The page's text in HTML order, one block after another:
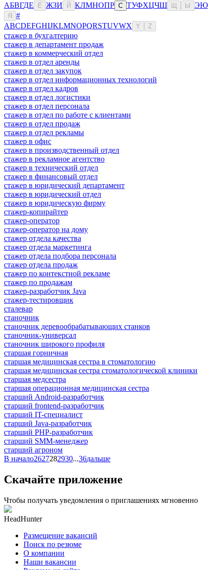
АБВГДЕ Ё ЖЗИ Й КЛМНОПР С ТУФХЦЧШ Ы ЭЮ
Я
#
ABCDEFGHIJKLMNOPQRSTUVWX Y Z
стажер в бухгалтерию
стажер в департамент продаж
стажер в коммерческий отдел
стажер в отдел аренды
стажер в отдел закупок
стажер в отдел информационных технологий
стажер в отдел кадров
стажер в отдел логистики
стажер в отдел персонала
стажер в отдел по работе с клиентами
стажер в отдел продаж
стажер в отдел рекламы
стажер в офис
стажер в производственный отдел
стажер в рекламное агентство
стажер в технический отдел
стажер в финансовый отдел
стажер в юридический департамент
стажер в юридический отдел
стажер в юридическую фирму
стажер-копирайтер
стажер-оператор
стажер-оператор на дому
стажер отдела качества
стажер отдела маркетинга
стажер отдела подбора персонала
стажер отдела продаж
стажер по контекстной рекламе
стажер по продажам
стажер-разработчик Java
стажер-тестировщик
сталевар
станочник
станочник деревообрабатывающих станков
станочник-универсал
станочник широкого профиля
старшая горничная
старшая медицинская сестра в стоматологию
старшая медицинская сестра стоматологической клиники
старшая медсестра
старшая операционная медицинская сестра
старший Android-разработчик
старший frontend-разработчик
старший IT-специалист
старший Java-разработчик
старший PHP-разработчик
старший SMM-менеджер
старший агроном
В начало2627282930...36дальше
Скачайте приложение
Чтобы получать уведомления о приглашениях мгновенно
HeadHunter
Размещение вакансий
Поиск по резюме
О компании
Наши вакансии